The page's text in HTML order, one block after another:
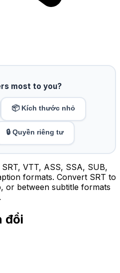
most to you?
📦 Kích thước nhỏ
🔒 Quyền riêng tư
VTT, ASS, SSA, SUB,
formats. Convert SRT to
or between subtitle formats
đổi